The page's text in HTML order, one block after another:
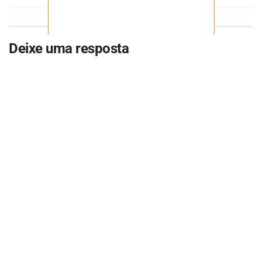
Deixe uma resposta